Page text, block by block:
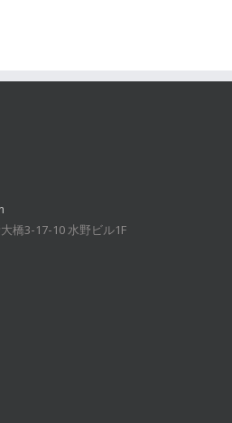
橋3-17-10 水野ビル1F